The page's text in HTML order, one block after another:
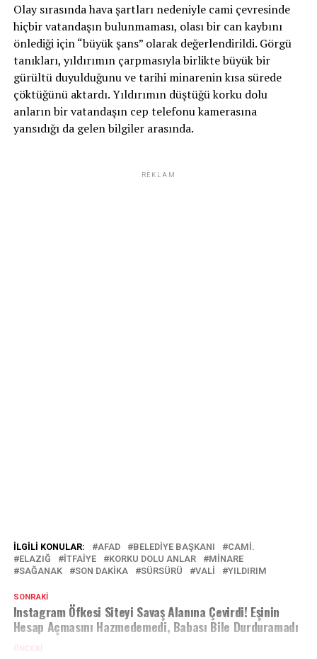
Olay sırasında hava şartları nedeniyle cami çevresinde
hiçbir vatandaşın bulunmaması, olası bir can kaybını
önlediği için “büyük şans” olarak değerlendirildi. Görgü
tanıkları, yıldırımın çarpmasıyla birlikte büyük bir
gürültü duyulduğunu ve tarihi minarenin kısa sürede
çöktüğünü aktardı. Yıldırımın düştüğü korku dolu
anların bir vatandaşın cep telefonu kamerasına
yansıdığı da gelen bilgiler arasında.
REKLAM
İLGILI KONULAR: AFAD BELEDİYE BAŞKANI
CAMI.
ELAZIĞ
İTFAİYE KORKU DOLU ANLAR
MINARE
SAĞANAK
SON DAKİKA SÜRSÜRÜ VALI YILDIRIM
SONRAKI
Instagram Öfkesi Siteyi Savaş Alanına Çevirdi! Eşinin
Hesap Açmasını Hazmedemedi, Babası Bile Durduramadı
ÖNCEKI